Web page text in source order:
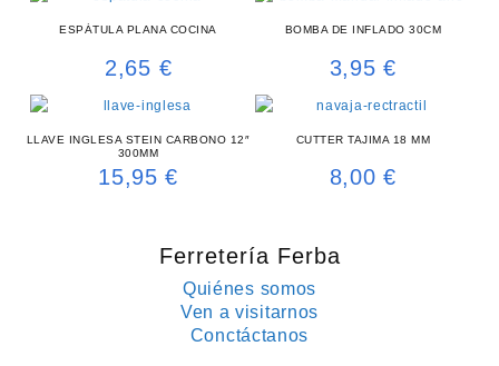
ESPÁTULA PLANA COCINA
2,65 €
BOMBA DE INFLADO 30CM
3,95€
LLAVE INGLESA STEIN CARBONO 12″
300MM
15,95€
CUTTER TAJIMA 18 MM
8,00€
Ferretería Ferba
Quiénes somos
Ven a visitarnos
Conctáctanos